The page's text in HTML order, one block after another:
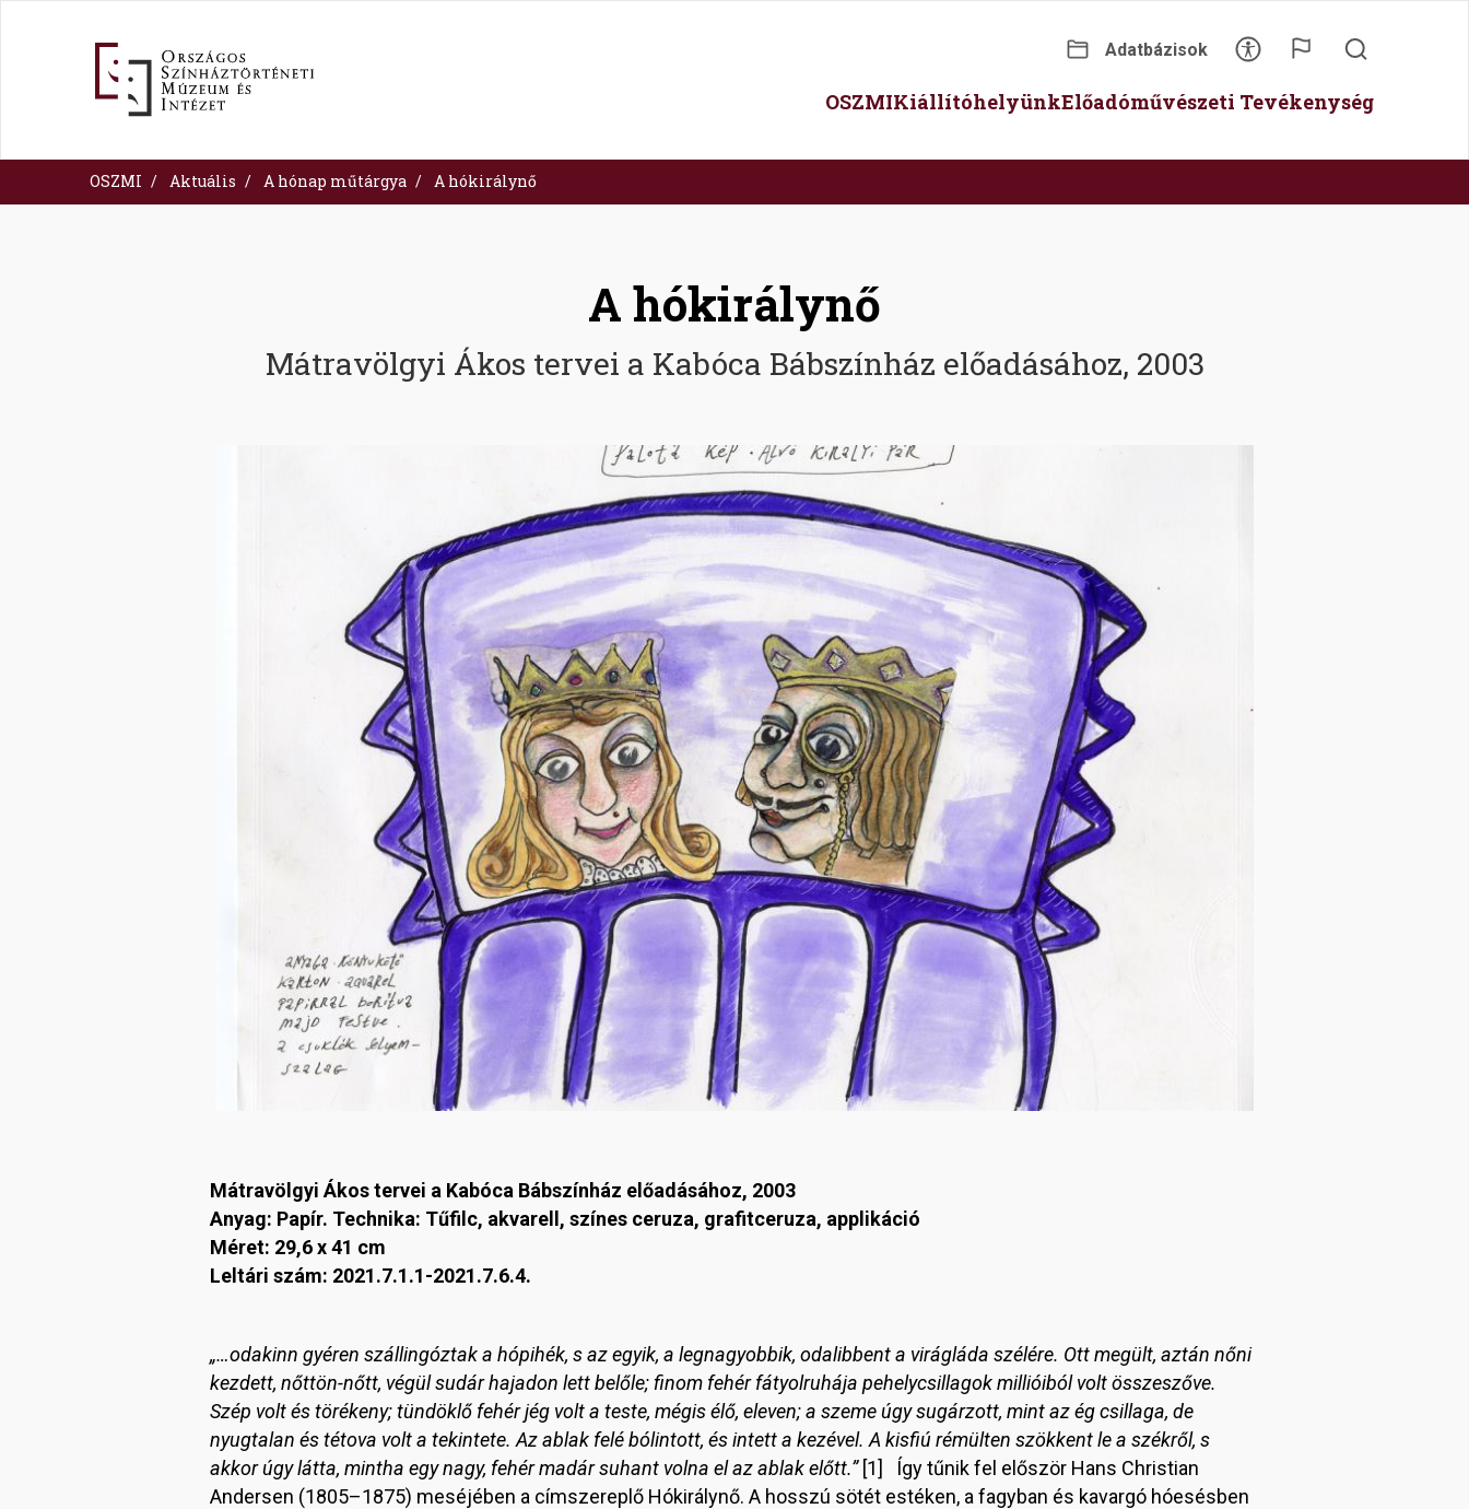
menu
Adatbázisok
Main
OSZMIKiállítóhelyünkElőadóművészeti Tevékenység
OSZMI Aktuális A hónap műtárgya A hókirálynő
A hókirálynő
Mátravölgyi Ákos tervei a Kabóca Bábszínház előadásához, 2003
Mátravölgyi Ákos tervei a Kabóca Bábszínház előadásához, 2003
Anyag: Papír. Technika: Tűfilc, akvarell, színes ceruza, grafitceruza, applikáció
Méret: 29,6 x 41 cm
Leltári szám: 2021.7.1.1-2021.7.6.4.
„…odakinn gyéren szállingóztak a hópihék, s az egyik, a legnagyobbik, odalibbent a virágláda szélére. Ott megült, aztán nőni
kezdett, nőttön-nőtt, végül sudár hajadon lett belőle; finom fehér fátyolruhája pehelycsillagok millióiból volt összeszőve.
Szép volt és törékeny; tündöklő fehér jég volt a teste, mégis élő, eleven; a szeme úgy sugárzott, mint az ég csillaga, de
nyugtalan és tétova volt a tekintete. Az ablak felé bólintott, és intett a kezével. A kisfiú rémülten szökkent le a székről, s
akkor úgy látta, mintha egy nagy, fehér madár suhant volna el az ablak előtt.”[1] Így tűnik fel először Hans Christian
Andersen (1805–1875) meséjében a címszereplő Hókirálynő. A hosszú sötét estéken, a fagyban és kavargó hóesésben